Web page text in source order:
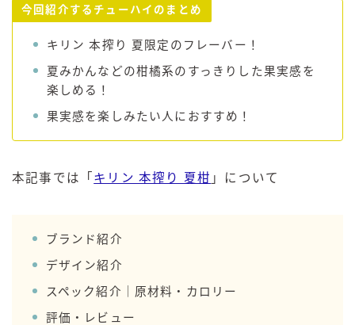
ー196℃ 瞬間凍結
CRAFT－196℃
こだわり酒場
ほろよい
BAR Pomum（バー・ポームム）
角ハイボール
鏡月焼酎ハイ
アサヒ
贅沢搾り
樽ハイ倶楽部
今回紹介するチューハイのまとめ
キリン 本搾り 夏限定のフレーバー！
夏みかんなどの柑橘系のすっきりした果実感を
楽しめる！
果実感を楽しみたい人におすすめ！
本記事では「 キリン 本搾り 夏柑 」について
ブランド紹介
デザイン紹介
スペック紹介｜原材料・カロリー
評価・レビュー